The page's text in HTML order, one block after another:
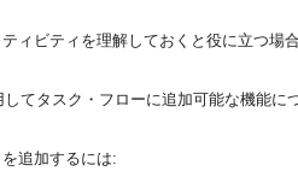
ィビティを理解しておくと役に立つ場
てタスク・フローに追加可能な機能
追加するには: